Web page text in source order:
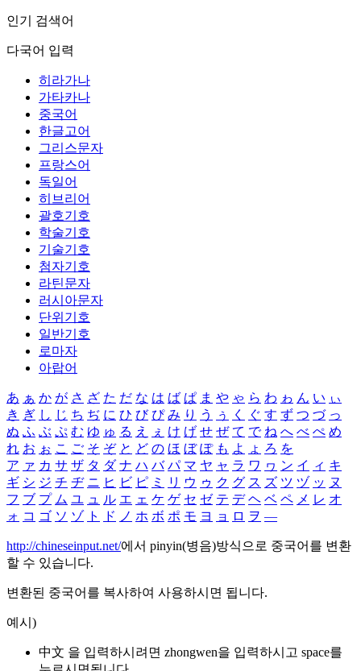
인기 검색어
다국어 입력
히라가나
가타카나
중국어
한글고어
그리스문자
프랑스어
독일어
히브리어
괄호기호
학술기호
기술기호
첨자기호
라틴문자
러시아문자
단위기호
일반기호
로마자
아랍어
あ ぁ か が さ ざ た だ な は ば ぱ ま や ゃ ら わ ゎ ん い ぃ
き ぎ し じ ち ぢ に ひ び ぴ み り う ぅ く ぐ す ず つ づ っ
ぬ ふ ぶ ぷ む ゆ ゅ る え ぇ け げ せ ぜ て で ね へ べ ぺ め
れ お ぉ こ ご そ ぞ と ど の ほ ぼ ぽ も よ ょ ろ を
ア ァ カ サ ザ タ ダ ナ ハ バ パ マ ヤ ャ ラ ワ ヮ ン イ ィ キ
ギ シ ジ チ ヂ ニ ヒ ビ ピ ミ リ ウ ゥ ク グ ス ズ ツ ヅ ッ ヌ
フ ブ プ ム ユ ュ ル エ ェ ケ ゲ セ ゼ テ デ ヘ ベ ペ メ レ オ
ォ コ ゴ ソ ゾ ト ド ノ ホ ボ ポ モ ヨ ョ ロ ヲ ―
http://chineseinput.net/에서 pinyin(병음)방식으로 중국어를 변환
할 수 있습니다.
변환된 중국어를 복사하여 사용하시면 됩니다.
예시)
中文 을 입력하시려면 zhongwen을 입력하시고 space를